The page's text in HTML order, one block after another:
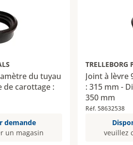
du tuyau
de carottage :
demande
un magasin
TRELLEBORG
Joint à lèvre
: 315 mm -
350 mm
Réf. 58632538
veuillez